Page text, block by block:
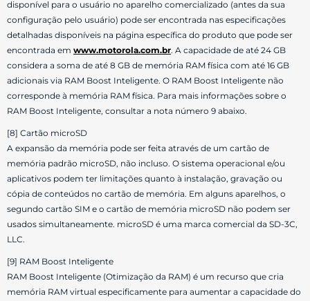
disponível para o usuário no aparelho comercializado (antes da sua
configuração pelo usuário) pode ser encontrada nas especificações
detalhadas disponíveis na página específica do produto que pode ser
encontrada em www.motorola.com.br. A capacidade de até 24 GB
considera a soma de até 8 GB de memória RAM física com até 16 GB
adicionais via RAM Boost Inteligente. O RAM Boost Inteligente não
corresponde à memória RAM física. Para mais informações sobre o
RAM Boost Inteligente, consultar a nota número 9 abaixo.
[8] Cartão microSD
A expansão da memória pode ser feita através de um cartão de
memória padrão microSD, não incluso. O sistema operacional e/ou
aplicativos podem ter limitações quanto à instalação, gravação ou
cópia de conteúdos no cartão de memória. Em alguns aparelhos, o
segundo cartão SIM e o cartão de memória microSD não podem ser
usados simultaneamente. microSD é uma marca comercial da SD-3C,
LLC.
[9] RAM Boost Inteligente
RAM Boost Inteligente (Otimização da RAM) é um recurso que cria
memória RAM virtual especificamente para aumentar a capacidade do